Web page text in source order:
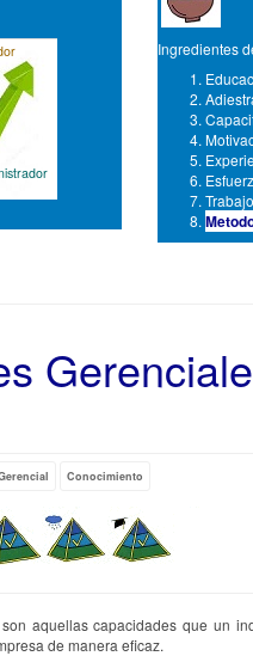
Ingredientes
Conocimiento
aquellas capacidades que un
de manera eficaz.